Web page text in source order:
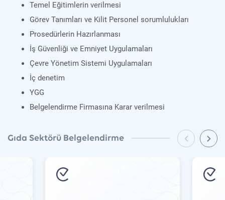
Temel Eğitimlerin verilmesi
Görev Tanımları ve Kilit Personel sorumlulukları
Prosedürlerin Hazırlanması
İş Güvenliği ve Emniyet Uygulamaları
Çevre Yönetim Sistemi Uygulamaları
İç denetim
YGG
Belgelendirme Firmasına Karar verilmesi
Gıda Sektörü Belgelendirme